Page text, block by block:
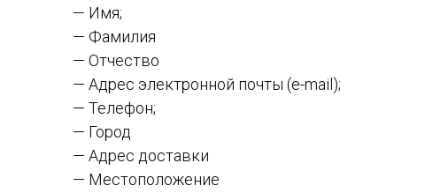
— Имя;
— Фамилия
— Отчество
— Адрес электронной почты (e-mail);
— Телефон;
— Город
— Адрес доставки
— Местоположение